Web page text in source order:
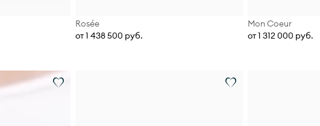
Rosée
от 1 438 500 руб.
Mon Coeur
от 1 312 000 руб.